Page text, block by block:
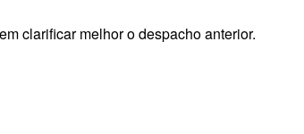
clarificar melhor o despacho anterior.